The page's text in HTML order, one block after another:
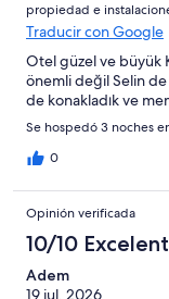
propiedad e
Traducir con Google
Otel güzel ve büyük
önemli değil Selin de
de konakladık ve
Se hospedó 3 noches
0
Opinión verificada
10/10
Adem
19 jul. 2026